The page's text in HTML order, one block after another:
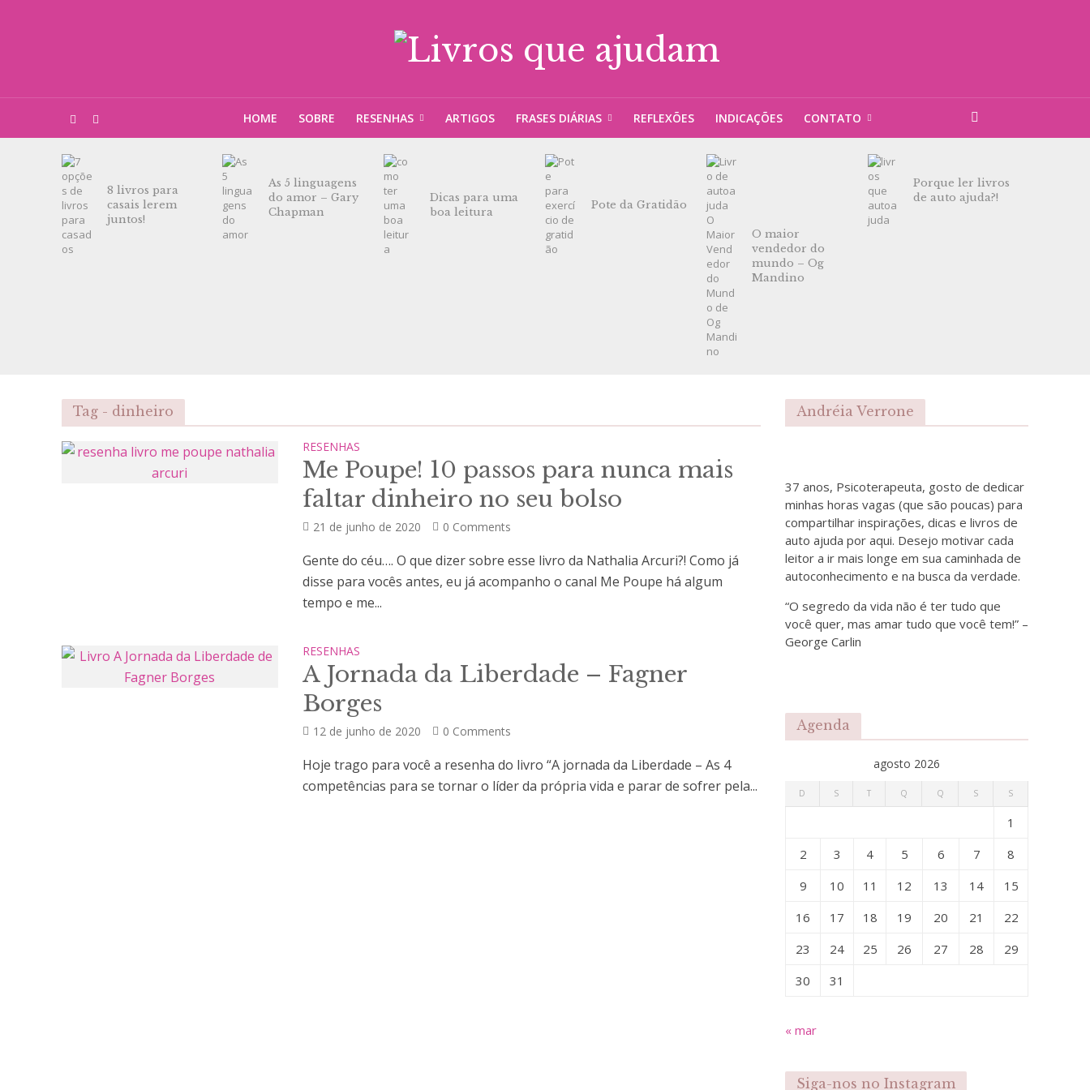
HOME SOBRE RESENHAS ARTIGOS FRASES DIÁRIAS REFLEXÕES INDICAÇÕES CONTATO
8 livros para
casais lerem
juntos!
As 5 linguagens
do amor – Gary
Chapman
Dicas para uma
boa leitura
Pote da Gratidão
O maior
vendedor do
mundo – Og
Mandino
Porque ler livros
de auto ajuda?!
Tag - dinheiro
RESENHAS
Me Poupe! 10 passos para nunca mais
faltar dinheiro no seu bolso
21 de junho de 2020 0 Comments
Gente do céu…. O que dizer sobre esse livro da Nathalia Arcuri?! Como já
disse para vocês antes, eu já acompanho o canal Me Poupe há algum
tempo e me...
RESENHAS
A Jornada da Liberdade – Fagner
Borges
12 de junho de 2020 0 Comments
Hoje trago para você a resenha do livro “A jornada da Liberdade – As 4
competências para se tornar o líder da própria vida e parar de sofrer pela...
Andréia Verrone
37 anos, Psicoterapeuta, gosto de dedicar
minhas horas vagas (que são poucas) para
compartilhar inspirações, dicas e livros de
auto ajuda por aqui. Desejo motivar cada
leitor a ir mais longe em sua caminhada de
autoconhecimento e na busca da verdade.
“O segredo da vida não é ter tudo que
você quer, mas amar tudo que você tem!” –
George Carlin
Agenda
agosto 2026
D S T Q Q S S
1
2
3 4 5 6 7
8
9
10 11 12 13 14
15
16
17 18 19 20 21
22
23
24 25 26 27 28
29
30
31
« mar
Siga-nos no Instagram